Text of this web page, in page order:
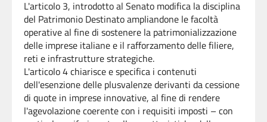
L'articolo 3, introdotto al Senato modifica la disciplina
del Patrimonio Destinato ampliandone le facoltà
operative al fine di sostenere la patrimonializzazione
delle imprese italiane e il rafforzamento delle filiere,
reti e infrastrutture strategiche.
L'articolo 4 chiarisce e specifica i contenuti
dell'esenzione delle plusvalenze derivanti da cessione
di quote in imprese innovative, al fine di rendere
l'agevolazione coerente con i requisiti imposti – con